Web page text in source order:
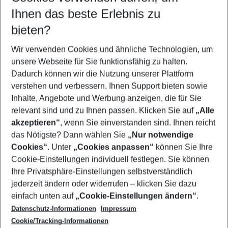
Reisezeitraum wählen
11.08.26– 09.08.27 5-8 Nächte
2 Erwachsene Keine Kinder
Mehr Filter anzeigen
Footer
Footer navigation
Über uns
AGB
Cookie-Einstellungen ändern
Cookie-Richtlinie
Datenschutz
Service & Hilfe
Barrierefreies Reisen
Check-in
Folgen Sie uns
Ihnen das beste Erlebnis zu
bieten?
Wir verwenden Cookies und ähnliche Technologien, um
unsere Webseite für Sie funktionsfähig zu halten.
Dadurch können wir die Nutzung unserer Plattform
verstehen und verbessern, Ihnen Support bieten sowie
Inhalte, Angebote und Werbung anzeigen, die für Sie
relevant sind und zu Ihnen passen. Klicken Sie auf „Alle
akzeptieren“, wenn Sie einverstanden sind. Ihnen reicht
das Nötigste? Dann wählen Sie „Nur notwendige
Cookies“. Unter „Cookies anpassen“ können Sie Ihre
Cookie-Einstellungen individuell festlegen. Sie können
Ihre Privatsphäre-Einstellungen selbstverständlich
jederzeit ändern oder widerrufen – klicken Sie dazu
einfach unten auf „Cookie-Einstellungen ändern“.
Datenschutz-Informationen
Impressum
Cookie/Tracking-Informationen